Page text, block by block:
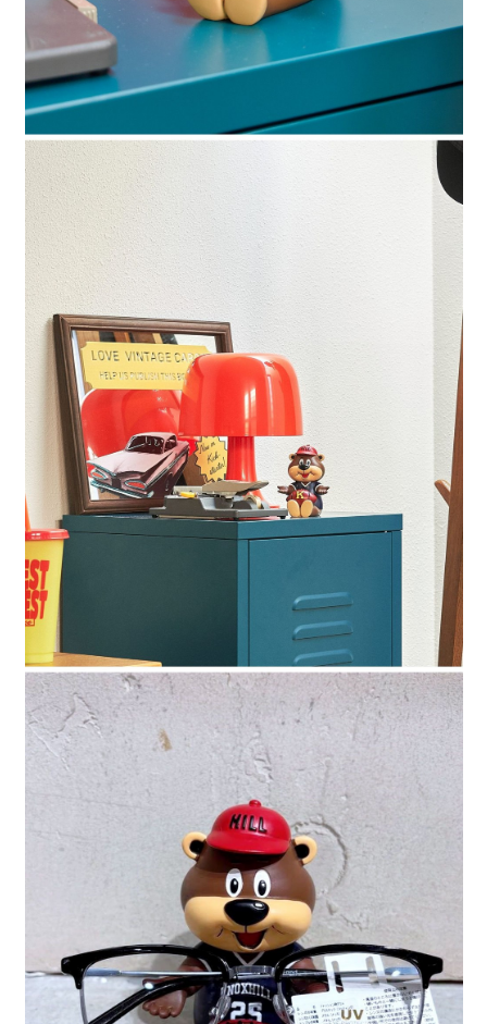
３．未成年的使用者請事先徵得法定代理人或監護人之同意方可使用
「AFTEE先享後付」，若未經同意申辦者引起之損失，本公司不負相關責
任。
４．使用「AFTEE先享後付」時，將依據個別帳號之用戶狀況，依本公司即
時審查核予不同之上限額度；若仍有額度不足之情形，本公司將視審查結果
請求用戶進行身份認證。
５．嚴禁一人註冊多個帳號或使用他人資訊註冊。若發現惡意使用之情形，
恩沛科技股份有限公司將有權停止該用戶之使用額度並採取法律行動。